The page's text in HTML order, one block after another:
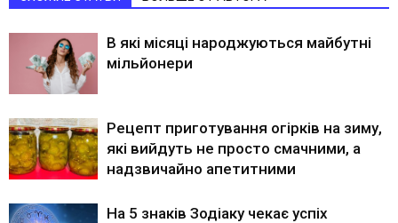
В які місяці народжуються майбутні
мільйонери
Рецепт приготування огірків на зиму,
які вийдуть не просто смачними, а
надзвичайно апетитними
На 5 знаків Зодіаку чекає успіх